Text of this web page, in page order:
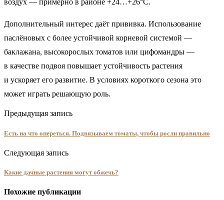
воздух — примерно в районе +24…+26°C.
Дополнительный интерес даёт прививка. Использование
паслёновых с более устойчивой корневой системой —
баклажана, высокорослых томатов или цифомандры —
в качестве подвоя повышает устойчивость растения
и ускоряет его развитие. В условиях короткого сезона это
может играть решающую роль.
Предыдущая запись
Есть на что опереться. Подвязываем томаты, чтобы росли правильно
Следующая запись
Какие дачные растения могут обжечь?
Похожие публикации